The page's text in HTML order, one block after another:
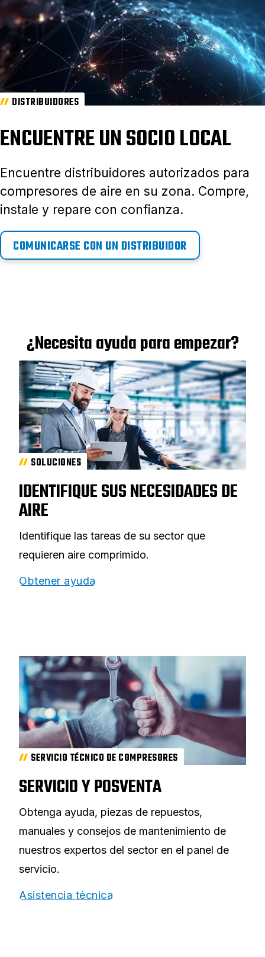
DISTRIBUIDORES
ENCUENTRE UN SOCIO LOCAL
Encuentre distribuidores autorizados para
compresores de aire en su zona. Compre,
instale y repare con confianza.
COMUNICARSE CON UN DISTRIBUIDOR
¿Necesita ayuda para empezar?
SOLUCIONES
IDENTIFIQUE SUS NECESIDADES DE
AIRE
Identifique las tareas de su sector que
requieren aire comprimido.
Obtener ayuda
SERVICIO TÉCNICO DE COMPRESORES
SERVICIO Y POSVENTA
Obtenga ayuda, piezas de repuestos,
manuales y consejos de mantenimiento de
nuestros expertos del sector en el panel de
servicio.
Asistencia técnica